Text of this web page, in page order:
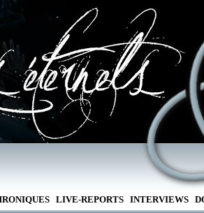
LIVE-REPORTS INTERVIEWS